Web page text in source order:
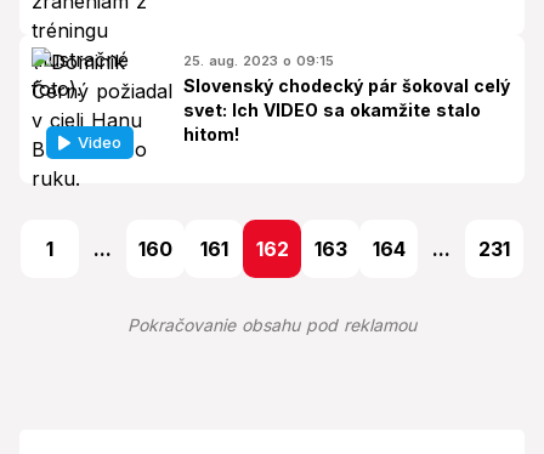
Video
25. aug. 2023 o 09:15
Slovenský chodecký pár šokoval celý
svet: Ich VIDEO sa okamžite stalo
hitom!
1 ... 160 161 162 163 164 ... 231
Pokračovanie obsahu pod reklamou